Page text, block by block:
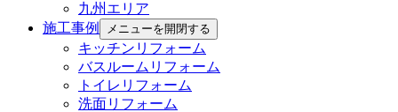
九州エリア
施工事例
メニューを開閉する
キッチンリフォーム
バスルームリフォーム
トイレリフォーム
洗面リフォーム